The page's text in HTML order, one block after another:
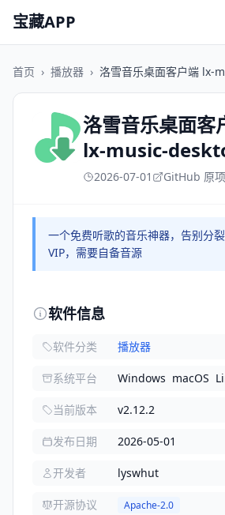
宝藏APP
首页 › 播放器 › 洛雪音乐桌面客户端 lx-
洛雪音乐桌面客
lx-music-
2026-07-01 GitHub 原
一个免费听歌的音乐神器，告别分
VIP，需要自备音源
软件信息
软件分类 播放器
系统平台 Windows macOS
当前版本 v2.12.2
发布日期 2026-05-01
开发者 lyswhut
开源协议 Apache-2.0